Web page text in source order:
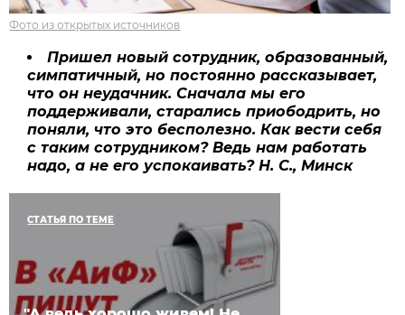
Фото из открытых источников
Пришел новый сотрудник, образованный,
симпатичный, но постоянно рассказывает,
что он неудачник. Сначала мы его
поддерживали, старались приободрить, но
поняли, что это бесполезно. Как вести себя
с таким сотрудником? Ведь нам работать
надо, а не его успокаивать? Н. С., Минск
СТАТЬЯ ПО ТЕМЕ